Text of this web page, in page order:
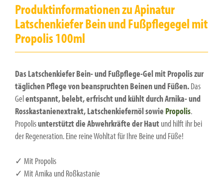
Produktinformationen zu Apinatur
Latschenkiefer Bein und Fußpflegegel mit
Propolis 100ml
Das Latschenkiefer Bein- und Fußpflege-Gel mit Propolis zur
täglichen Pflege von beanspruchten Beinen und Füßen.Das
Gelentspannt, belebt, erfrischt und kühlt durch Arnika- und
Rosskastanienextrakt, Latschenkiefernöl sowie Propolis.
Propolisunterstützt die Abwehrkräfte der Hautund hilft ihr bei
der Regeneration. Eine reine Wohltat für Ihre Beine und Füße!
✓ Mit Propolis
✓ Mit Arnika und Roßkastanie